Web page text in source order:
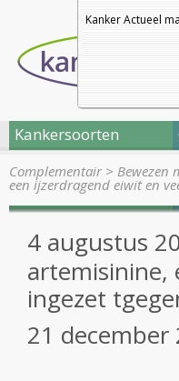
Kanker Actueel
Kankersoorten
Complementair> Bewezen
een ijzerdragend eiwit en
4 augustus
artemisinine,
ingezet
21 december